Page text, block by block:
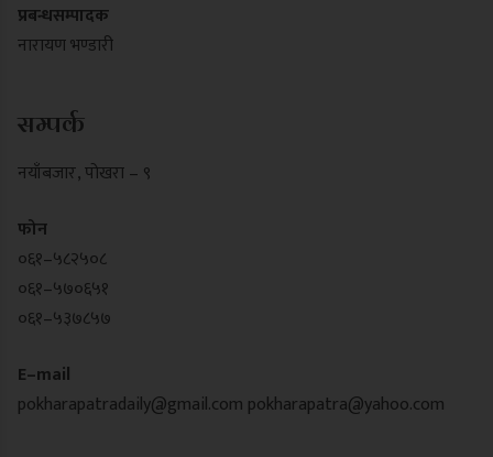
प्रबन्धसम्पादक
नारायण भण्डारी
सम्पर्क
नयाँबजार , पोखरा – ९
फोन
०६१–५८२५०८
०६१–५७०६५१
०६१–५३७८५७
E–mail
pokharapatradaily@gmail.com pokharapatra@yahoo.com